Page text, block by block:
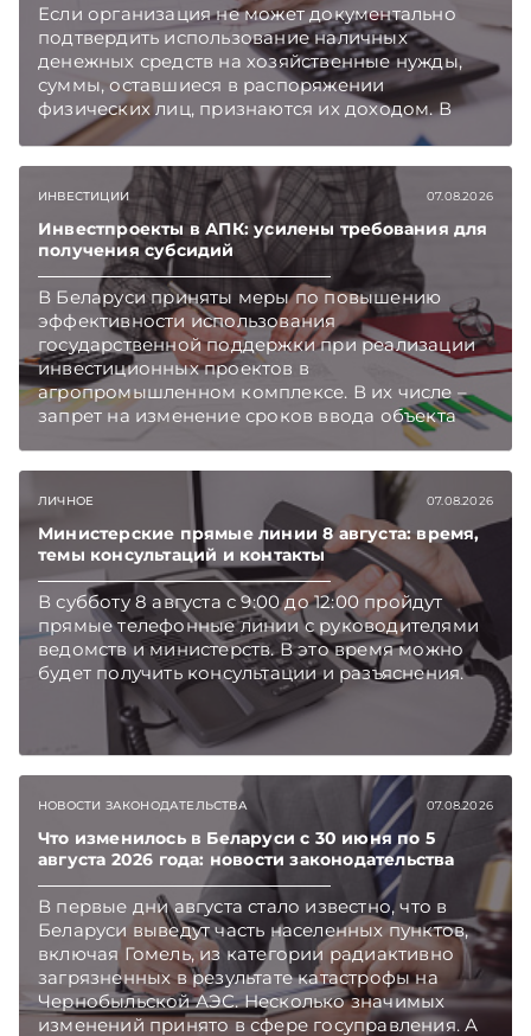
Если организация не может документально
подтвердить использование наличных
денежных средств на хозяйственные нужды,
суммы, оставшиеся в распоряжении
физических лиц, признаются их доходом. В
этом случае организация как налоговый агент
бюджет подоходный налог, напоминает МНС.
ИНВЕСТИЦИИ 07.08.2026
Инвестпроекты в АПК: усилены требования для
получения субсидий
В Беларуси приняты меры по повышению
эффективности использования
государственной поддержки при реализации
инвестиционных проектов в
агропромышленном комплексе. В их числе –
запрет на изменение сроков ввода объекта
инвестиций в эксплуатацию и его выхода на
Telegram‑канал и Viber. Главное об экономике
Беларуси — раньше, чем в новостях
TelegramViber
ЛИЧНОЕ 07.08.2026
Министерские прямые линии 8 августа: время,
темы консультаций и контакты
В субботу 8 августа с 9:00 до 12:00 пройдут
прямые телефонные линии с руководителями
ведомств и министерств. В это время можно
будет получить консультации и разъяснения.
НОВОСТИ ЗАКОНОДАТЕЛЬСТВА 07.08.2026
Что изменилось в Беларуси с 30 июня по 5
августа 2026 года: новости законодательства
В первые дни августа стало известно, что в
Беларуси выведут часть населенных пунктов,
включая Гомель, из категории радиактивно
загрязненных в результате катастрофы на
Чернобыльской АЭС. Несколько значимых
изменений принято в сфере госуправления. А